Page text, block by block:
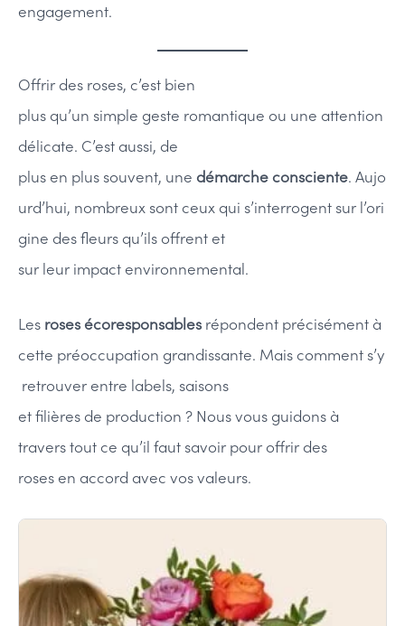
engagement.
Offrir des roses, c’est bien
plus qu’un simple geste romantique ou une attention
délicate. C’est aussi, de
plus en plus souvent, une démarche consciente. Aujo
urd’hui, nombreux sont ceux qui s’interrogent sur l’ori
gine des fleurs qu’ils offrent et
sur leur impact environnemental.
Les roses écoresponsablesrépondent précisément à
cette préoccupation grandissante. Mais comment s’y
retrouver entre labels, saisons
et filières de production ? Nous vous guidons à
travers tout ce qu’il faut savoir pour offrir des
roses en accord avec vos valeurs.